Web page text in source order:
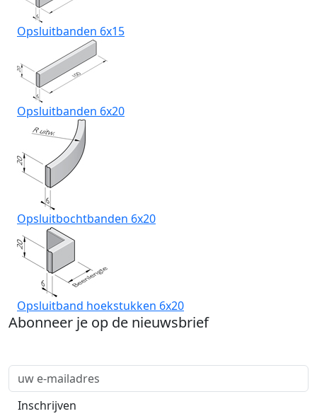
Opsluitbanden 6x15
Opsluitbanden 6x20
Opsluitbochtbanden 6x20
Opsluitband hoekstukken 6x20
Abonneer je op de nieuwsbrief